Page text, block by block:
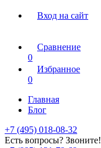
Вход на сайт
Сравнение
0
Избранное
0
Главная
Блог
+7 (495) 018-08-32
Есть вопросы? Звоните!